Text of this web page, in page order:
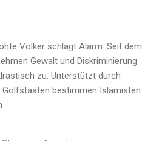
Völker schlägt Alarm: Seit dem
Gewalt und Diskriminierung
zu. Unterstützt durch
Golfstaaten bestimmen Islamisten